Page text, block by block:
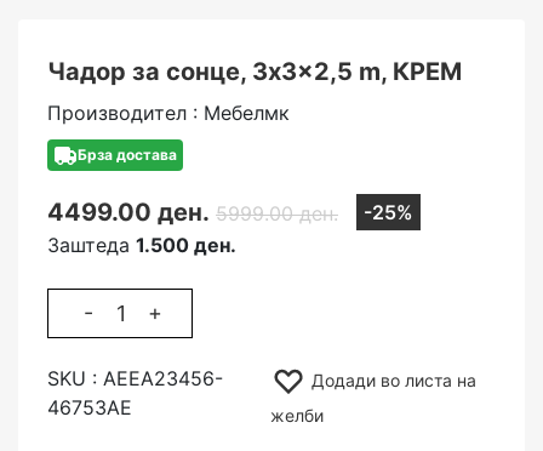
Чадор за сонце, 3x3x2,5 m, КРЕМ
Производител : Мебелмк
Брза достава
4499.00 ден. 5999.00 ден.
-25%
Заштеда 1.500 ден.
- +
SKU : АЕЕА23456-
46753АЕ
Додади во листа на
желби